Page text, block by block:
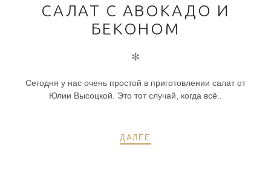
САЛАТ С АВОКАДО И
БЕКОНОМ
✻
Сегодня у нас очень простой в приготовлении салат от
Юлии Высоцкой. Это тот случай, когда всё..
ДАЛЕЕ